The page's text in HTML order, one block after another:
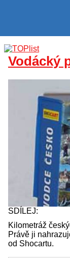
Vodácký
SDÍLEJ:
Kilometráž
Právě ji
od Shocartu.